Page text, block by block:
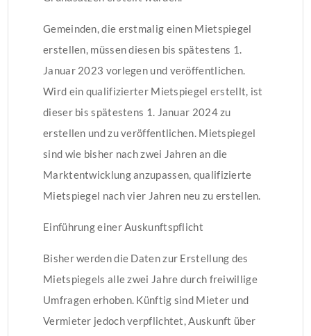
Gemeinden, die erstmalig einen Mietspiegel
erstellen, müssen diesen bis spätestens 1.
Januar 2023 vorlegen und veröffentlichen.
Wird ein qualifizierter Mietspiegel erstellt, ist
dieser bis spätestens 1. Januar 2024 zu
erstellen und zu veröffentlichen. Mietspiegel
sind wie bisher nach zwei Jahren an die
Marktentwicklung anzupassen, qualifizierte
Mietspiegel nach vier Jahren neu zu erstellen.
Einführung einer Auskunftspflicht
Bisher werden die Daten zur Erstellung des
Mietspiegels alle zwei Jahre durch freiwillige
Umfragen erhoben. Künftig sind Mieter und
Vermieter jedoch verpflichtet, Auskunft über